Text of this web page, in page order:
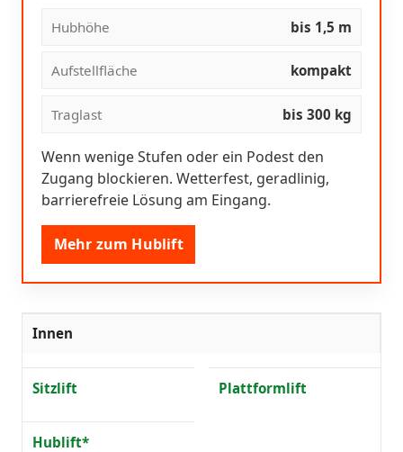
Hubhöhe bis 1,5 m
Aufstellfläche kompakt
Traglast bis 300 kg
Wenn wenige Stufen oder ein Podest den
Zugang blockieren. Wetterfest, geradlinig,
barrierefreie Lösung am Eingang.
Mehr zum Hublift
Innen
Sitzlift Plattformlift
Hublift*